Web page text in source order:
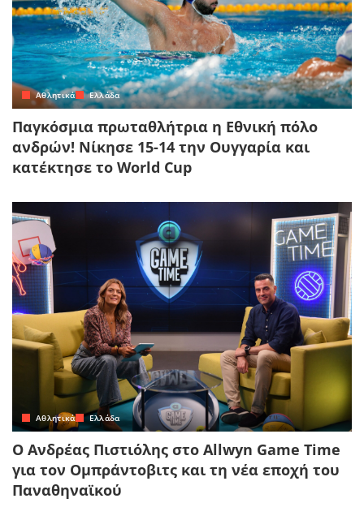
Αθλητικά Ελλάδα
Παγκόσμια πρωταθλήτρια η Εθνική πόλο
ανδρών! Νίκησε 15-14 την Ουγγαρία και
κατέκτησε το World Cup
Αθλητικά Ελλάδα
Ο Ανδρέας Πιστιόλης στο Allwyn Game Time
για τον Ομπράντοβιτς και τη νέα εποχή του
Παναθηναϊκού